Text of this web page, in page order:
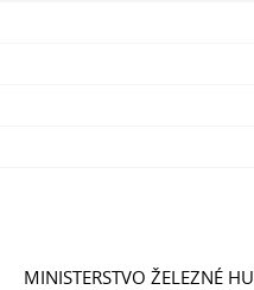
MINISTERSTVO ŽELEZNÉ